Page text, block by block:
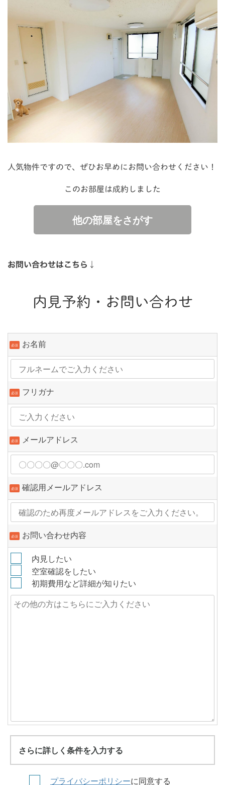
人気物件ですので、ぜひお早めにお問い合わせください！
このお部屋は成約しました
他の部屋をさがす
お問い合わせはこちら↓
内見予約・お問い合わせ
必須 お名前
必須 フリガナ
必須 メールアドレス
必須 確認用メールアドレス
必須 お問い合わせ内容
内見したい
空室確認をしたい
初期費用など詳細が知りたい
さらに詳しく条件を入力する
プライバシーポリシーに同意する